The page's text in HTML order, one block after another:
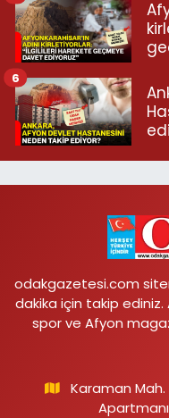
6
odakgazetesi.com
dakika için takip
spor ve Afyon
Karaman Mah.